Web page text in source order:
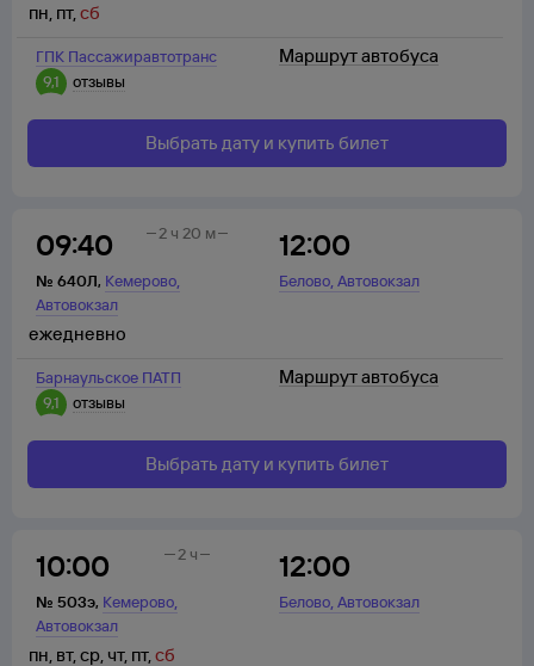
ГПК Пассажиравтотранс
9,1
отзывы
пн, пт,сб
Маршрут автобуса
Выбрать дату и купить билет
09:40
№ 640Л, Кемерово,
Автовокзал
12:00
Белово,Автовокзал
2 ч 20 м
Барнаульское ПАТП
9,1
отзывы
ежедневно
Маршрут автобуса
Выбрать дату и купить билет
10:00
№ 503э, Кемерово,
Автовокзал
12:00
Белово,Автовокзал
2 ч
пн, вт,ср, чт, пт,сб